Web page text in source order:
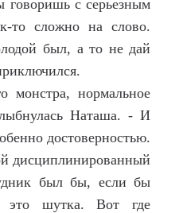
говоришь с серьезным
то сложно на слово.
был, а то не дай
нормальное
Наташа. - И
достоверностью.
дисциплинированный
был бы, если бы
это шутка. Вот где